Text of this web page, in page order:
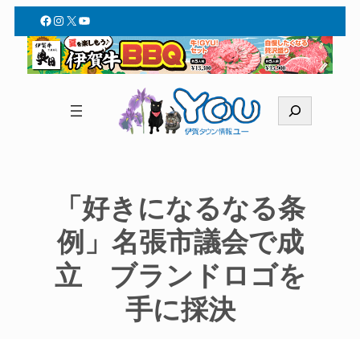
Facebook
Instagram
X YouTube
索
「好きになるなる条
例」名張市議会で成
立 ブランドロゴを
手に採決